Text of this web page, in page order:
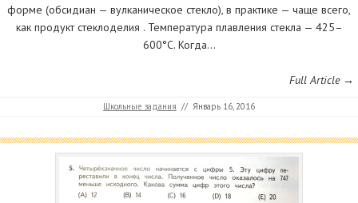
форме (обсидиан — вулканическое стекло), в практике — чаще всего,
как продукт стеклоделия . Температура плавления стекла — 425–
600°С. Когда…
Full Article →
Школьные задания // Январь 16, 2016